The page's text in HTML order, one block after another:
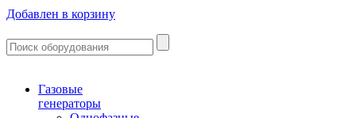
Добавлен в корзину
Газовые
генераторы